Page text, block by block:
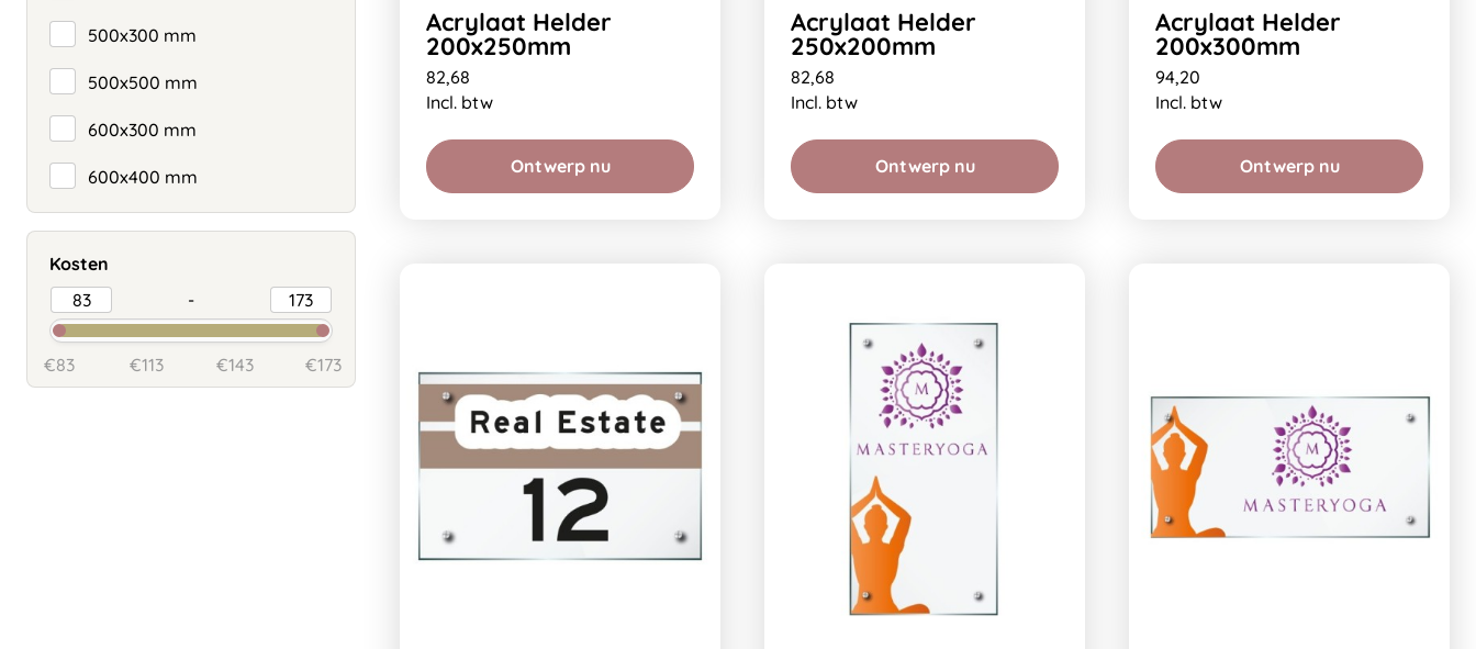
Acrylaat Helder
200x250mm
82,68
Incl. btw
Ontwerp nu
Acrylaat Helder
250x200mm
82,68
Incl. btw
Ontwerp nu
Acrylaat Helder
200x300mm
94,20
Incl. btw
Ontwerp nu
500x300 mm
500x500 mm
600x300 mm
600x400 mm
Kosten
-
€83 €113 €143 €173